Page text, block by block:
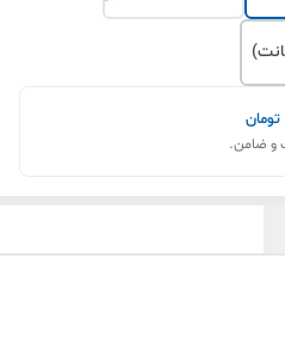
تومان